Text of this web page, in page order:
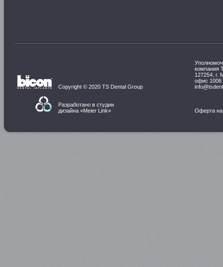
Copyright © 2020 TS Dental Group
компания
127254, г.
офис 1006
Разработано в студии
дизайна «Meier Link» Оферта на